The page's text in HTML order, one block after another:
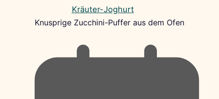
Knusprige Zucchini-Puffer aus dem Ofen